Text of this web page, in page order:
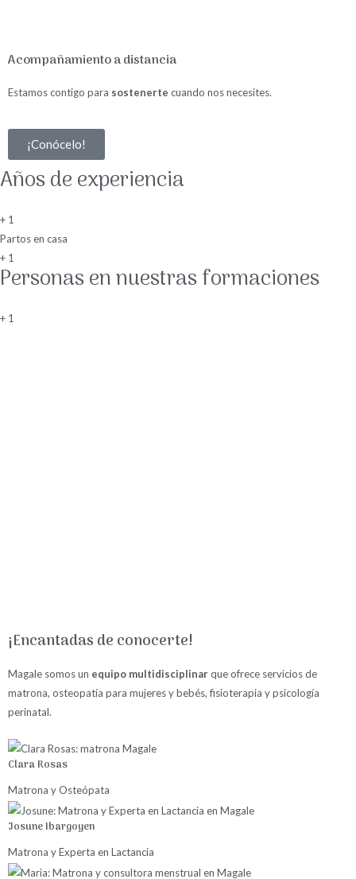
Acompañamiento a distancia
Estamos contigo para sostenerte cuando nos necesites.
¡Conócelo!
Años de experiencia
+ 1
Partos en casa
+ 1
Personas en nuestras formaciones
+ 1
¡Encantadas de conocerte!
Magale somos un equipo multidisciplinarque ofrece servicios de
matrona, osteopatía para mujeres y bebés, fisioterapia y psicología
perinatal.
Clara Rosas
Matrona y Osteópata
Josune Ibargoyen
Matrona y Experta en Lactancia